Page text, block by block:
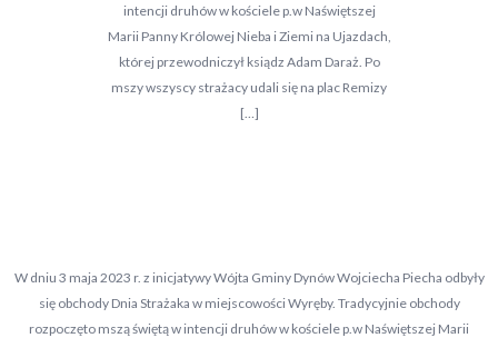
intencji druhów w kościele p.w Naświętszej
Marii Panny Królowej Nieba i Ziemi na Ujazdach,
której przewodniczył ksiądz Adam Daraż. Po
mszy wszyscy strażacy udali się na plac Remizy
[…]
W dniu 3 maja 2023 r. z inicjatywy Wójta Gminy Dynów Wojciecha Piecha odbyły
się obchody Dnia Strażaka w miejscowości Wyręby. Tradycyjnie obchody
rozpoczęto mszą świętą w intencji druhów w kościele p.w Naświętszej Marii